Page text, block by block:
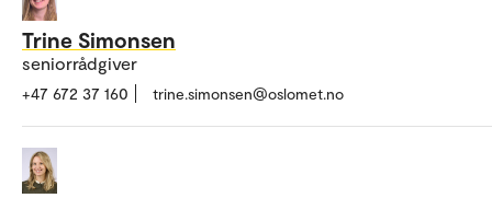
Trine Simonsen
seniorrådgiver
+47 672 37 160 trine.simonsen@oslomet.no